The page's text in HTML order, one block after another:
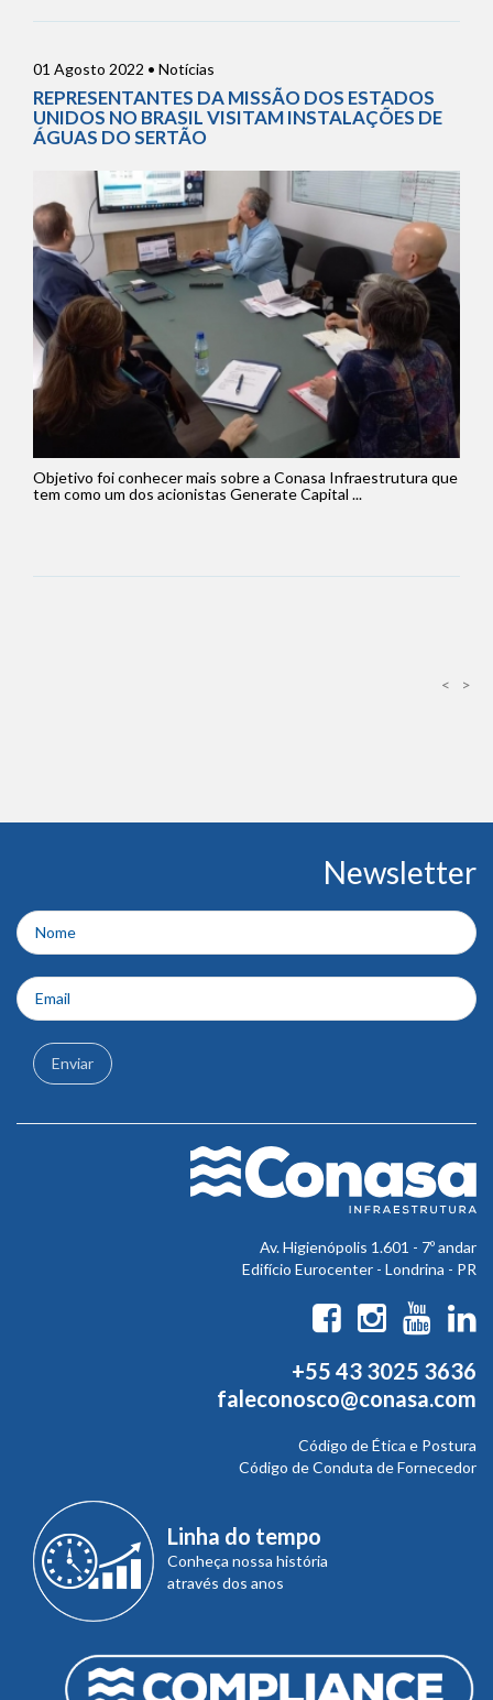
01 Agosto 2022 • Notícias
REPRESENTANTES DA MISSÃO DOS ESTADOS
UNIDOS NO BRASIL VISITAM INSTALAÇÕES DE
ÁGUAS DO SERTÃO
Objetivo foi conhecer mais sobre a Conasa Infraestrutura que
tem como um dos acionistas Generate Capital ...
< >
rodapé
Newsletter
Enviar
Av. Higienópolis 1.601 - 7º andar
Edifício Eurocenter - Londrina - PR
+55 43 3025 3636
faleconosco@conasa.com
Código de Ética e Postura
Código de Conduta de Fornecedor
Linha do tempo
Conheça nossa história
através dos anos